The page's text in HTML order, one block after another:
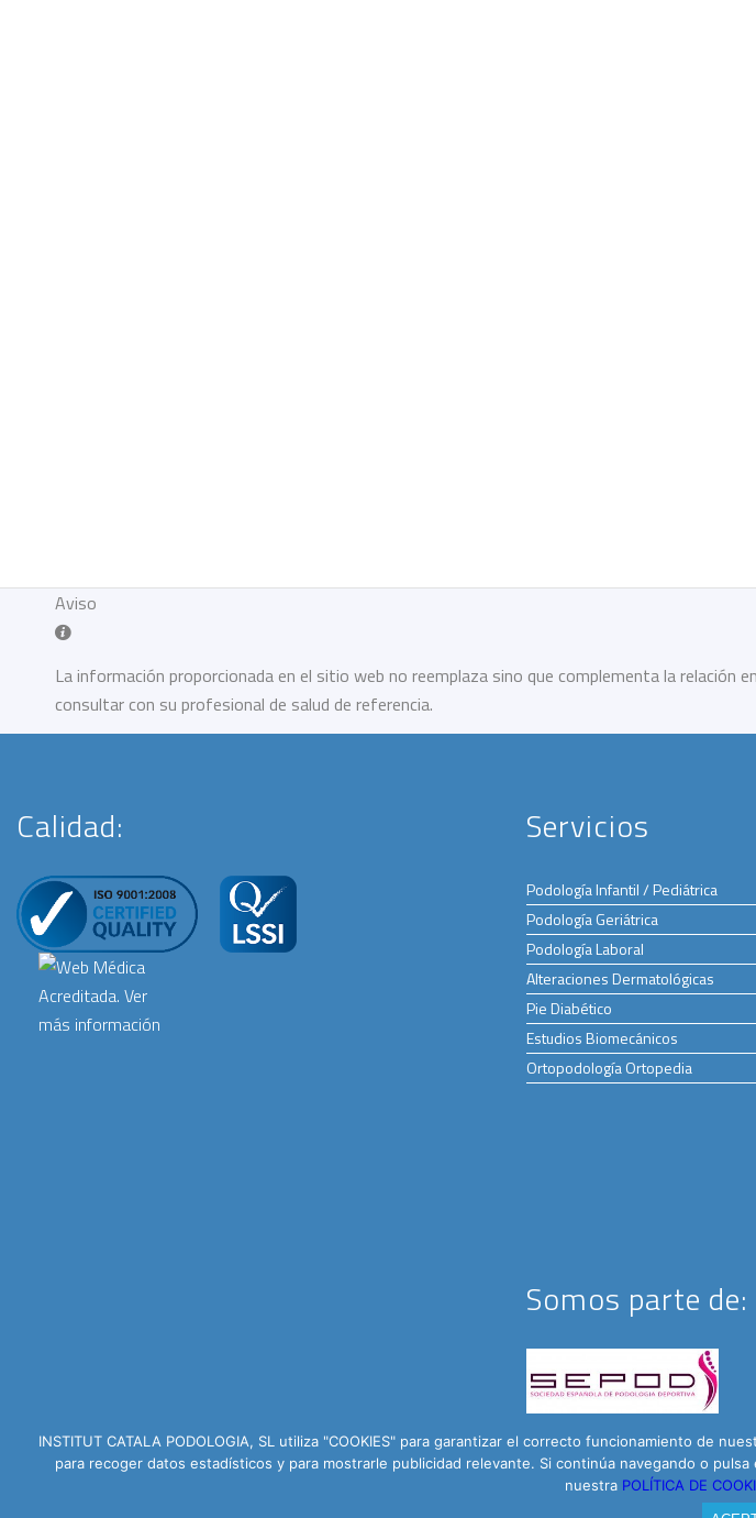
Aviso
La información proporcionada en el sitio web no reemplaza sino que complementa la
consultar con su profesional de salud de referencia.
Calidad: Servicios
Podología Infantil / Pediátrica
Podología Geriátrica
Podología Laboral
Alteraciones Dermatológicas
Pie Diabético
Estudios Biomecánicos
Ortopodología Ortopedia
Somos parte de:
INSTITUT CATALA PODOLOGIA, SL utiliza "COOKIES" para garantizar el correcto funcionamiento de
para recoger datos estadísticos y para mostrarle publicidad relevante. Si continúa navegando o
nuestra POLÍTICA DE